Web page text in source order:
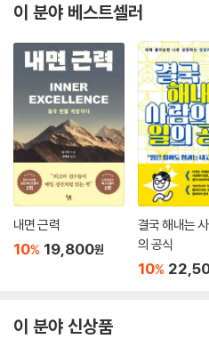
이 분야 베스트셀러
내면 근력
10% 19,800원
결국 해내는
의 공식
10%
이 분야 신상품